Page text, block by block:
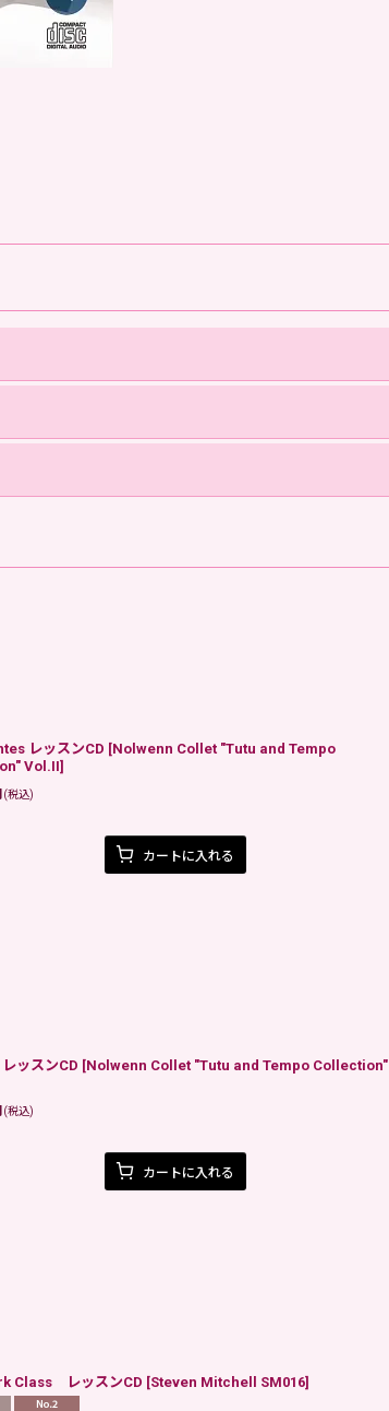
レッスンCD [Nolwenn Collet "Tutu and Tempo
Vol.II]
(税込)
カートに入れる
ッスンCD [Nolwenn Collet "Tutu and Tempo Collection"
(税込)
カートに入れる
Class レッスンCD [Steven Mitchell SM016]